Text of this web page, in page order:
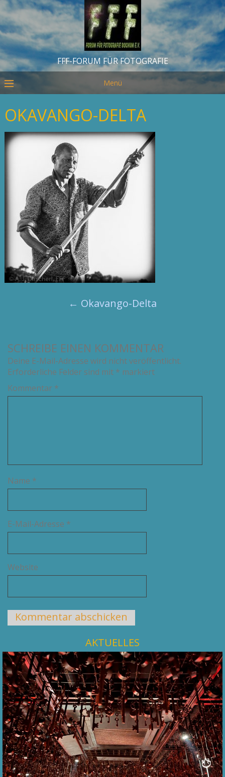
FFF-FORUM FÜR FOTOGRAFIE
Menü
OKAVANGO-DELTA
← Okavango-Delta
SCHREIBE EINEN KOMMENTAR
Deine E-Mail-Adresse wird nicht veröffentlicht.
Erforderliche Felder sind mit * markiert
Kommentar *
Name *
E-Mail-Adresse *
Website
AKTUELLES